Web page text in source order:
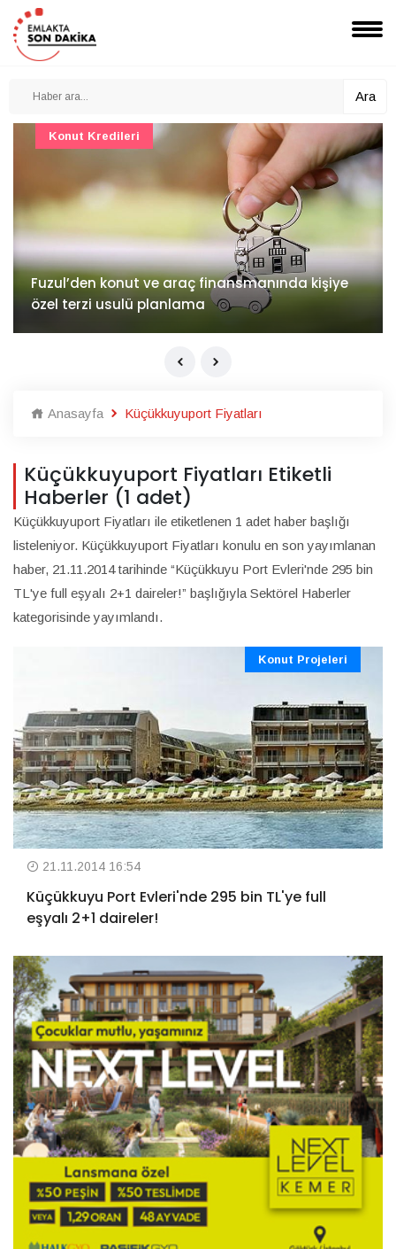
Ara
İv Kandilli'de yaşam yakında başlıyor
Konut Projeleri
Anasayfa Küçükkuyuport Fiyatları
Küçükkuyuport Fiyatları Etiketli
Haberler (1 adet)
Küçükkuyuport Fiyatları ile etiketlenen 1 adet haber başlığı
listeleniyor. Küçükkuyuport Fiyatları konulu en son yayımlanan
haber, 21.11.2014 tarihinde “Küçükkuyu Port Evleri'nde 295 bin
TL'ye full eşyalı 2+1 daireler!” başlığıyla Sektörel Haberler
kategorisinde yayımlandı.
Konut Projeleri
21.11.2014 16:54
Küçükkuyu Port Evleri'nde 295 bin TL'ye full
eşyalı 2+1 daireler!